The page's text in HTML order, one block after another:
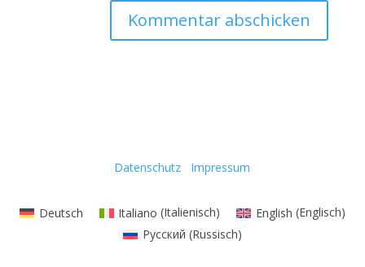
Kommentar abschicken
Datenschutz Impressum
Deutsch Italiano (Italienisch) English (Englisch)
Русский (Russisch)